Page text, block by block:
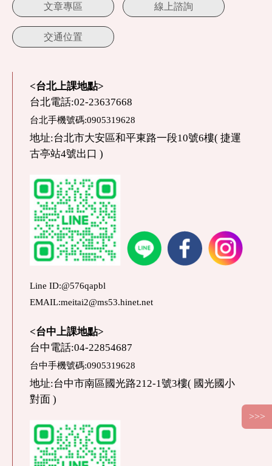
文章專區 線上諮詢
交通位置
<台北上課地點>
台北電話:02-23637668
台北手機號碼:0905319628
地址:台北市大安區和平東路一段10號6樓( 捷運
古亭站4號出口 )
Line ID:@576qapbl
EMAIL:meitai2@ms53.hinet.net
<台中上課地點>
台中電話:04-22854687
台中手機號碼:0905319628
地址:台中市南區國光路212-1號3樓( 國光國小
對面 )